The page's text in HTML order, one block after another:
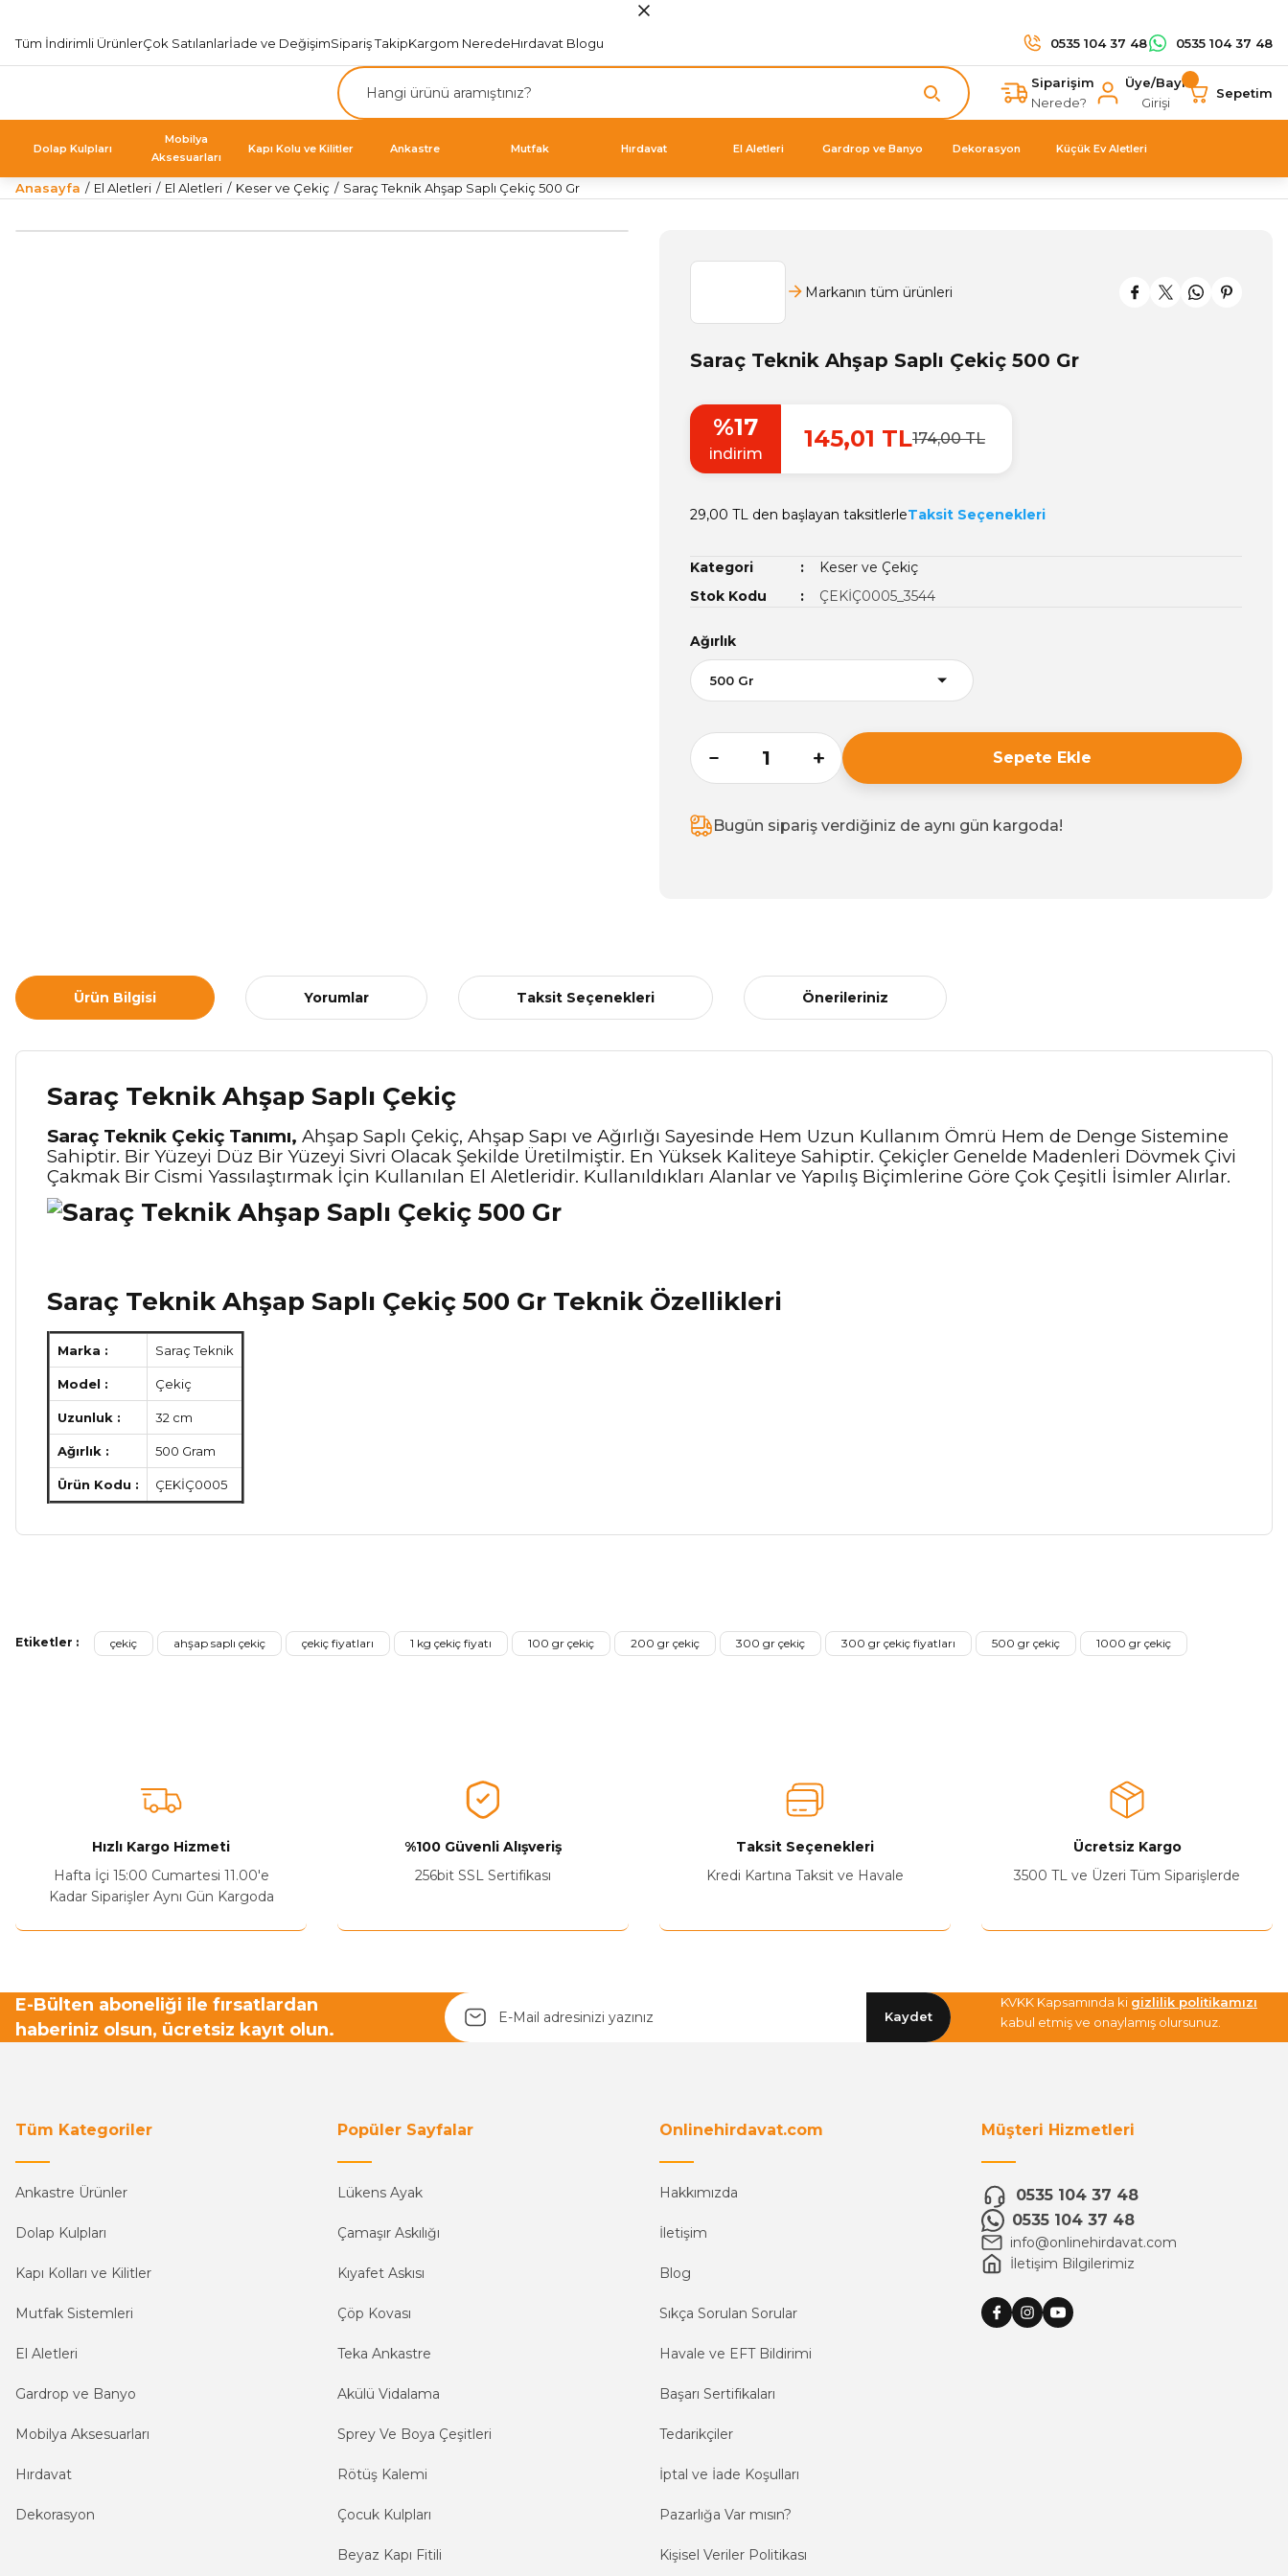
Tüm İndirimli ÜrünlerÇok Satılanlarİade ve DeğişimSipariş TakipKargom NeredeHırdavat Blogu 0535 104 37 48 0535 104 37 48
Siparişim
Nerede?
Üye/Bayi
Girişi
Sepetim
Dolap Kulpları
Mobilya
Aksesuarları
Kapı Kolu ve Kilitler Ankastre Mutfak Hırdavat El Aletleri Gardrop ve Banyo Dekorasyon Küçük Ev Aletleri
Anasayfa El Aletleri El Aletleri Keser ve Çekiç Saraç Teknik Ahşap Saplı Çekiç 500 Gr
Markanın tüm ürünleri
Saraç Teknik Ahşap Saplı Çekiç 500 Gr
%17
indirim
145,01 TL174,00 TL
29,00 TL den başlayan taksitlerleTaksit Seçenekleri
Kategori
Keser ve Çekiç
Stok Kodu
ÇEKİÇ0005_3544
Ağırlık
Sepete Ekle
Bugün sipariş verdiğiniz de aynı gün kargoda!
Ürün Bilgisi Yorumlar Taksit Seçenekleri Önerileriniz
Saraç Teknik Ahşap Saplı Çekiç
Saraç Teknik Çekiç Tanımı, Ahşap Saplı Çekiç, Ahşap Sapı ve Ağırlığı Sayesinde Hem Uzun Kullanım Ömrü Hem de Denge Sistemine
Sahiptir. Bir Yüzeyi Düz Bir Yüzeyi Sivri Olacak Şekilde Üretilmiştir. En Yüksek Kaliteye Sahiptir. Çekiçler Genelde Madenleri Dövmek Çivi
Çakmak Bir Cismi Yassılaştırmak İçin Kullanılan El Aletleridir. Kullanıldıkları Alanlar ve Yapılış Biçimlerine Göre Çok Çeşitli İsimler Alırlar.
Saraç Teknik Ahşap Saplı Çekiç 500 Gr Teknik Özellikleri
Marka : Saraç Teknik
Model : Çekiç
Uzunluk : 32 cm
Ağırlık : 500 Gram
Ürün Kodu : ÇEKİÇ0005
Ürün resmi kalitesiz, bozuk veya görüntülenemiyor.
Etiketler : çekiç ahşap saplı çekiç çekiç fiyatları 1 kg çekiç fiyatı 100 gr çekiç 200 gr çekiç 300 gr çekiç 300 gr çekiç fiyatları 500 gr çekiç 1000 gr çekiç
Hızlı Kargo Hizmeti
Hafta İçi 15:00 Cumartesi 11.00'e
Kadar Siparişler Aynı Gün Kargoda
%100 Güvenli Alışveriş
256bit SSL Sertifikası
Taksit Seçenekleri
Kredi Kartına Taksit ve Havale
Ücretsiz Kargo
3500 TL ve Üzeri Tüm Siparişlerde
E-Bülten aboneliği ile fırsatlardan
haberiniz olsun, ücretsiz kayıt olun.
Kaydet
KVKK Kapsamında ki gizlilik politikamızı
kabul etmiş ve onaylamış olursunuz.
Tüm Kategoriler
Ankastre Ürünler
Dolap Kulpları
Kapı Kolları ve Kilitler
Mutfak Sistemleri
El Aletleri
Gardrop ve Banyo
Mobilya Aksesuarları
Hırdavat
Dekorasyon
Popüler Sayfalar
Lükens Ayak
Çamaşır Askılığı
Kıyafet Askısı
Çöp Kovası
Teka Ankastre
Akülü Vidalama
Sprey Ve Boya Çeşitleri
Rötüş Kalemi
Çocuk Kulpları
Beyaz Kapı Fitili
Onlinehirdavat.com
Hakkımızda
İletişim
Blog
Sıkça Sorulan Sorular
Havale ve EFT Bildirimi
Başarı Sertifikaları
Tedarikçiler
İptal ve İade Koşulları
Pazarlığa Var mısın?
Kişisel Veriler Politikası
Müşteri Hizmetleri
0535 104 37 48
0535 104 37 48
info@onlinehirdavat.com
İletişim Bilgilerimiz